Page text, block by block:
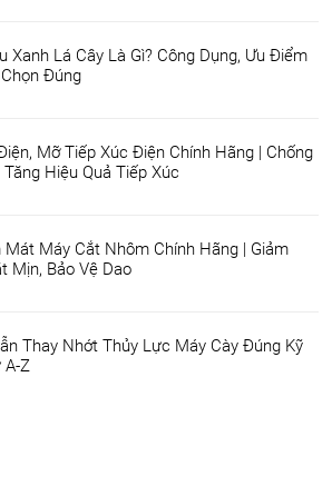
Xanh Lá Cây Là Gì? Công Dụng, Ưu Điểm
Đúng
Mỡ Tiếp Xúc Điện Chính Hãng | Chống
Tăng Hiệu Quả Tiếp Xúc
Mát Máy Cắt Nhôm Chính Hãng | Giảm
Mịn, Bảo Vệ Dao
Thay Nhớt Thủy Lực Máy Cày Đúng Kỹ
A-Z